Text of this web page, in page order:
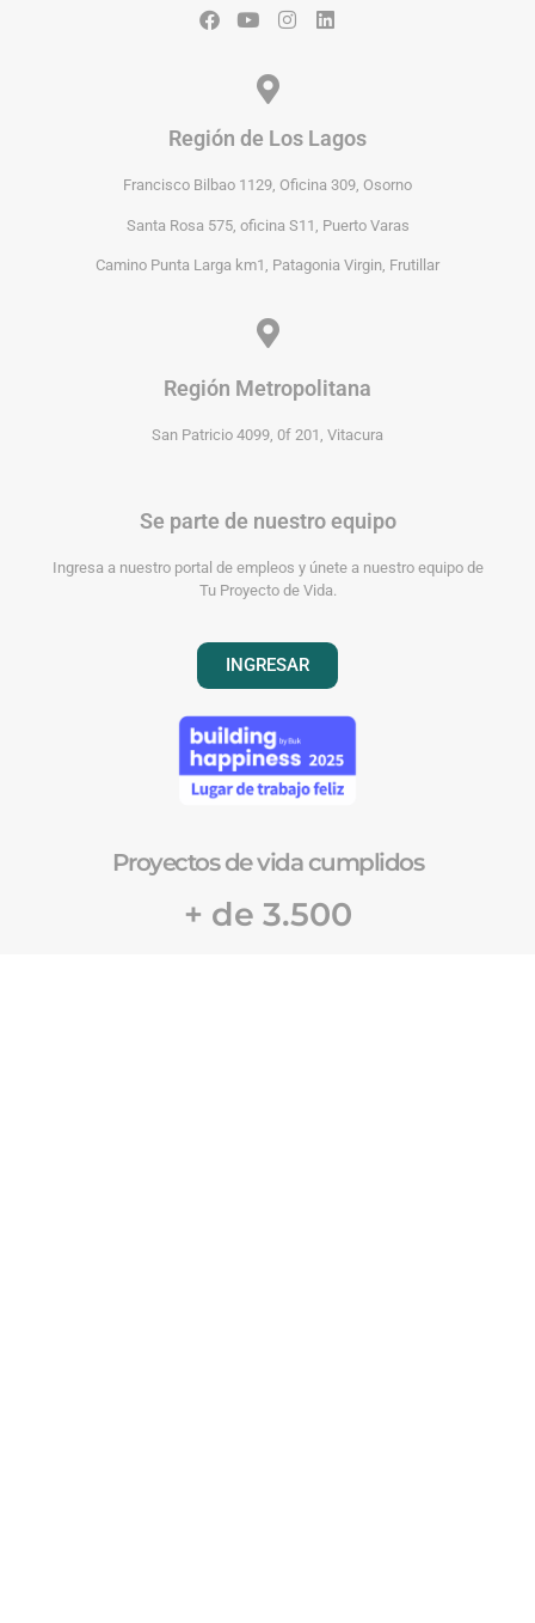
Región de Los Lagos
Francisco Bilbao 1129, Oficina 309, Osorno
Santa Rosa 575, oficina S11, Puerto Varas
Camino Punta Larga km1, Patagonia Virgin, Frutillar
Región Metropolitana
San Patricio 4099, 0f 201, Vitacura
Se parte de nuestro equipo
Ingresa a nuestro portal de empleos y únete a nuestro equipo de
Tu Proyecto de Vida.
INGRESAR
Proyectos de vida cumplidos
+ de 3.500